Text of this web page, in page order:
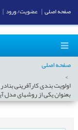
صفحه اصلی
اولویت بندی کارآفرینی
بعنوان یکی از روشهای مدل
صفحه اصلی عضویت/ ورود